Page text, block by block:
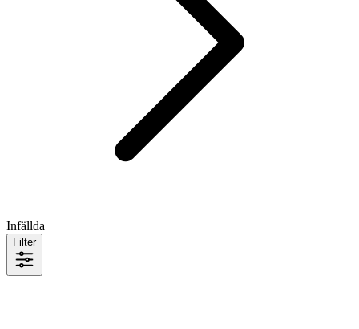
Infällda
Filter